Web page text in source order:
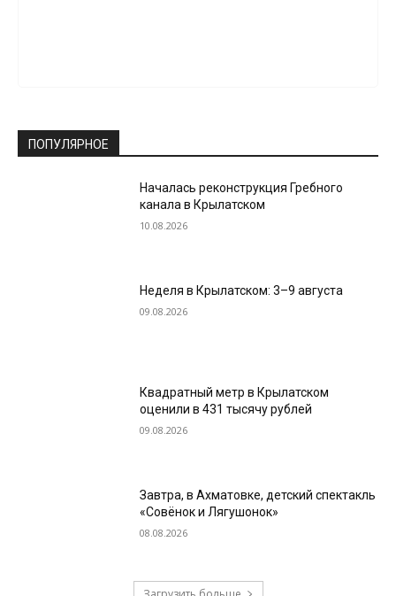
ПОПУЛЯРНОЕ
Началась реконструкция Гребного
канала в Крылатском
10.08.2026
Неделя в Крылатском: 3–9 августа
09.08.2026
Квадратный метр в Крылатском
оценили в 431 тысячу рублей
09.08.2026
Завтра, в Ахматовке, детский спектакль
«Совёнок и Лягушонок»
08.08.2026